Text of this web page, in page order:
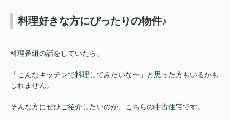
料理好きな方にぴったりの物件♪
料理番組の話をしていたら、
「こんなキッチンで料理してみたいな〜」と思った方もいるかも
しれません。
そんな方にぜひご紹介したいのが、こちらの中古住宅です。